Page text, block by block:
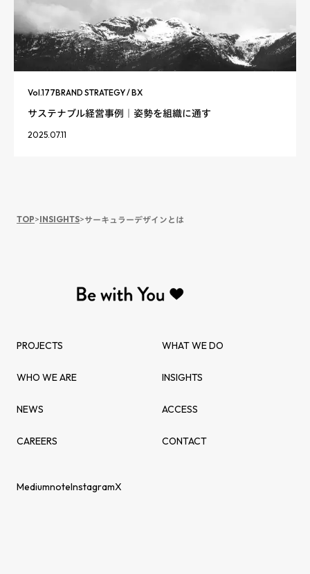
Vol.177BRAND STRATEGY / BX
サステナブル経営事例｜姿勢を組織に通す
2025.07.11
TOP>INSIGHTS>サーキュラーデザインとは
PROJECTS WHAT WE DO
WHO WE ARE INSIGHTS
NEWS ACCESS
CAREERS CONTACT
MediumnoteInstagramX